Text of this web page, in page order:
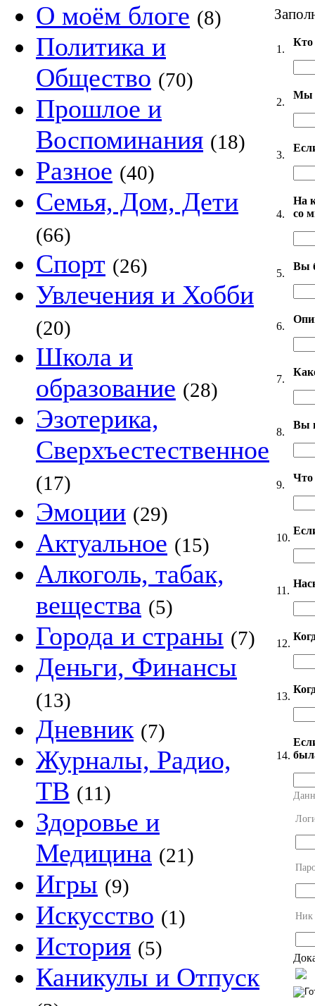
О моём блоге (8)
Политика и
Общество (70)
Прошлое и
Воспоминания (18)
Разное (40)
Семья, Дом, Дети
(66)
Спорт (26)
Увлечения и Хобби
(20)
Школа и
образование (28)
Эзотерика,
Сверхъестественное
(17)
Эмоции (29)
Актуальное (15)
Алкоголь, табак,
вещества (5)
Города и страны (7)
Деньги, Финансы
(13)
Дневник (7)
Журналы, Радио,
ТВ (11)
Здоровье и
Медицина (21)
Игры (9)
Искусство (1)
История (5)
Каникулы и Отпуск
1.
2.
Мы
3.
4.
На
со
5.
Вы
6.
7.
8.
Вы
9.
Что
10.
11.
12.
13.
14.
Ник